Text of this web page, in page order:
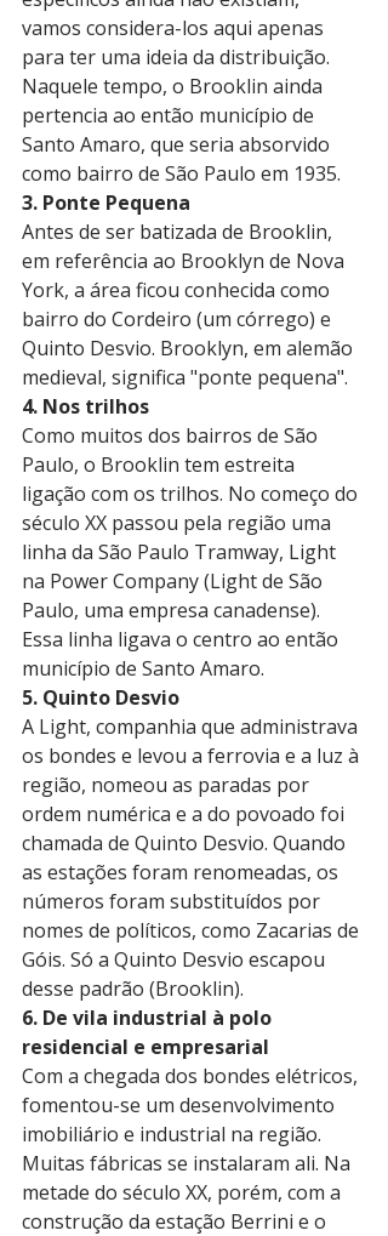
vamos considera-los aqui apenas
para ter uma ideia da distribuição.
Naquele tempo, o Brooklin ainda
pertencia ao então município de
Santo Amaro, que seria absorvido
como bairro de São Paulo em 1935.
3. Ponte Pequena
Antes de ser batizada de Brooklin,
em referência ao Brooklyn de Nova
York, a área ficou conhecida como
bairro do Cordeiro (um córrego) e
Quinto Desvio. Brooklyn, em alemão
medieval, significa "ponte pequena".
4. Nos trilhos
Como muitos dos bairros de São
Paulo, o Brooklin tem estreita
ligação com os trilhos. No começo do
século XX passou pela região uma
linha da São Paulo Tramway, Light
na Power Company (Light de São
Paulo, uma empresa canadense).
Essa linha ligava o centro ao então
município de Santo Amaro.
5. Quinto Desvio
A Light, companhia que administrava
os bondes e levou a ferrovia e a luz à
região, nomeou as paradas por
ordem numérica e a do povoado foi
chamada de Quinto Desvio. Quando
as estações foram renomeadas, os
números foram substituídos por
nomes de políticos, como Zacarias de
Góis. Só a Quinto Desvio escapou
desse padrão (Brooklin).
6. De vila industrial à polo
residencial e empresarial
Com a chegada dos bondes elétricos,
fomentou-se um desenvolvimento
imobiliário e industrial na região.
Muitas fábricas se instalaram ali. Na
metade do século XX, porém, com a
construção da estação Berrini e o